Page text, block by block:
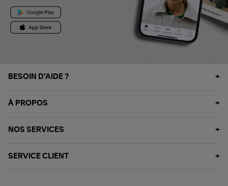
BESOIN D'AIDE ?
À PROPOS
NOS SERVICES
SERVICE CLIENT